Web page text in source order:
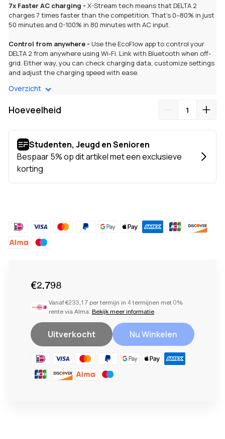
7x Faster AC charging - X-Stream tech means that DELTA 2
charges 7 times faster than the competition. That’s 0–80% in just
50 minutes and 0-100% in 80 minutes with AC input.
Control from anywhere - Use the EcoFlow app to control your
DELTA 2 from anywhere using Wi-Fi. Link with Bluetooth when off-
grid. Either way, you can check charging data, customize settings
and adjust the charging speed with ease.
Built to last 6x longer -
giving you 3000+ cycles.
Smart Generator: Connecting DELTA Pro/DELTA Max/DELTA 2 to
Smart Generator to charge up during extended blackouts.
Overzicht
Hoeveelheid
€2.798
Vanaf €233,17 per termijn in 4 termijnen met 0%
rente via Alma. Bekijk meer informatie
Uitverkocht Nu Winkelen